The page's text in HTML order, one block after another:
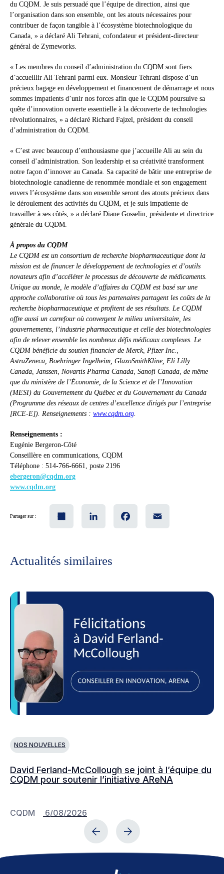
du CQDM. Je suis persuadé que l’équipe de direction, ainsi que
l’organisation dans son ensemble, ont les atouts nécessaires pour
contribuer de façon tangible à l’écosystème biotechnologique du
Canada, » a déclaré Ali Tehrani, cofondateur et président-directeur
général de Zymeworks.
« Les membres du conseil d’administration du CQDM sont fiers
d’accueillir Ali Tehrani parmi eux. Monsieur Tehrani dispose d’un
précieux bagage en développement et financement de démarrage et nous
sommes impatients d’unir nos forces afin que le CQDM poursuive sa
quête d’innovation ouverte essentielle à la découverte de technologies
révolutionnaires, » a déclaré Richard Fajzel, président du conseil
d’administration du CQDM.
« C’est avec beaucoup d’enthousiasme que j’accueille Ali au sein du
conseil d’administration. Son leadership et sa créativité transforment
notre façon d’innover au Canada. Sa capacité de bâtir une entreprise de
biotechnologie canadienne de renommée mondiale et son engagement
envers l’écosystème dans son ensemble seront des atouts précieux dans
le déroulement des activités du CQDM, et je suis impatiente de
travailler à ses côtés, » a déclaré Diane Gosselin, présidente et directrice
générale du CQDM.
À propos du CQDM
Le CQDM est un consortium de recherche biopharmaceutique dont la
mission est de financer le développement de technologies et d’outils
novateurs afin d’accélérer le processus de découverte de médicaments.
Unique au monde, le modèle d’affaires du CQDM est basé sur une
approche collaborative où tous les partenaires partagent les coûts de la
recherche biopharmaceutique et profitent de ses résultats. Le CQDM
offre aussi un carrefour où convergent le milieu universitaire, les
gouvernements, l’industrie pharmaceutique et celle des biotechnologies
afin de relever ensemble les nombreux défis médicaux complexes. Le
CQDM bénéficie du soutien financier de Merck, Pfizer Inc.,
AstraZeneca, Boehringer Ingelheim, GlaxoSmithKline, Eli Lilly
Canada, Janssen, Novartis Pharma Canada, Sanofi Canada, de même
que du ministère de l’Économie, de la Science et de l’Innovation
(MESI) du Gouvernement du Québec et du Gouvernement du Canada
(Programme des réseaux de centres d’excellence dirigés par l’entreprise
[RCE-E]). Renseignements : www.cqdm.org.
Renseignements :
Eugénie Bergeron-Côté
Conseillère en communications, CQDM
Téléphone : 514-766-6661, poste 2196
ebergeron@cqdm.org
www.cqdm.org
Partager sur :
Actualités similaires
NOS NOUVELLES
David Ferland-McCollough se joint à l’équipe du
CQDM pour soutenir l’initiative AReNA
CQDM 6/08/2026